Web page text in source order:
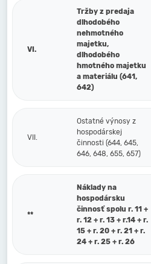
VI.
Tržby z predaja
dlhodobého
nehmotného
majetku,
dlhodobého
hmotného majetku
a materiálu (641,
642)
VII.
Ostatné výnosy z
hospodárskej
činnosti (644, 645,
646, 648, 655, 657)
**
Náklady na
hospodársku
činnosť spolu r. 11 +
r. 12 + r. 13 + r.14 + r.
15 + r. 20 + r. 21 + r.
24 + r. 25 + r. 26